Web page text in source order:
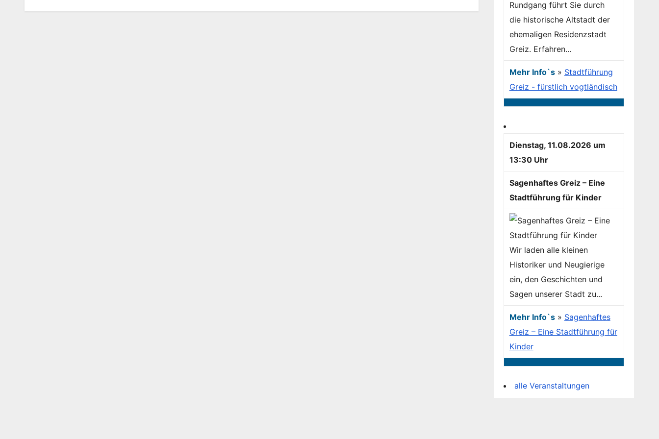
Rundgang führt Sie durch
die historische Altstadt der
ehemaligen Residenzstadt
Greiz. Erfahren...
Mehr Info`s» Stadtführung
Greiz - fürstlich vogtländisch
Dienstag, 11.08.2026 um
13:30 Uhr
Sagenhaftes Greiz – Eine
Stadtführung für Kinder
Wir laden alle kleinen
Historiker und Neugierige
ein, den Geschichten und
Sagen unserer Stadt zu...
Mehr Info`s» Sagenhaftes
Greiz – Eine Stadtführung für
Kinder
alle Veranstaltungen